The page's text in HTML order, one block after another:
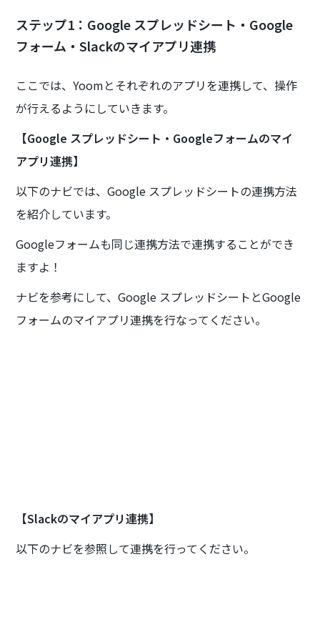
ステップ1：Google スプレッドシート・Google
フォーム・Slackのマイアプリ連携
ここでは、Yoomとそれぞれのアプリを連携して、操作
が行えるようにしていきます。
【Google スプレッドシート・Googleフォームのマイ
アプリ連携】
以下のナビでは、Google スプレッドシートの連携方法
を紹介しています。
Googleフォームも同じ連携方法で連携することができ
ますよ！
ナビを参考にして、Google スプレッドシートとGoogle
フォームのマイアプリ連携を行なってください。
【Slackのマイアプリ連携】
以下のナビを参照して連携を行ってください。